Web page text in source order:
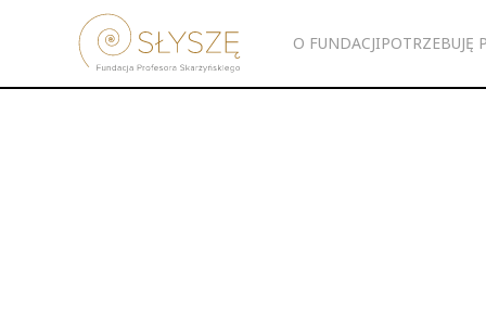
O FUNDACJIPOTRZEBUJĘ